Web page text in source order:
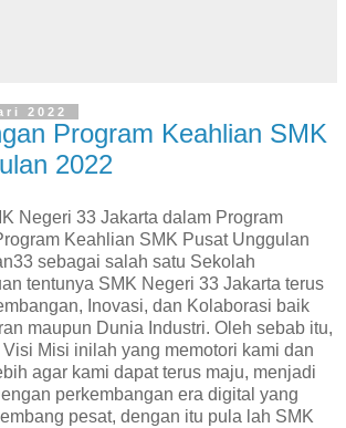
2022
Program Keahlian SMK
2022
Negeri 33 Jakarta dalam Program
Keahlian SMK Pusat Unggulan
sebagai salah satu Sekolah
tentunya SMK Negeri 33 Jakarta terus
Inovasi, dan Kolaborasi baik
maupun Dunia Industri. Oleh sebab itu,
Misi inilah yang memotori kami dan
agar kami dapat terus maju, menjadi
perkembangan era digital yang
pesat, dengan itu pula lah SMK